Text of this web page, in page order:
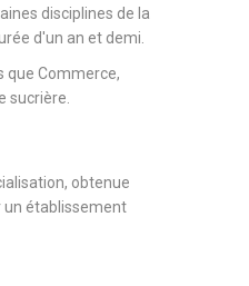
disciplines de la
d'un an et demi.
que Commerce,
sucrière.
obtenue
un établissement